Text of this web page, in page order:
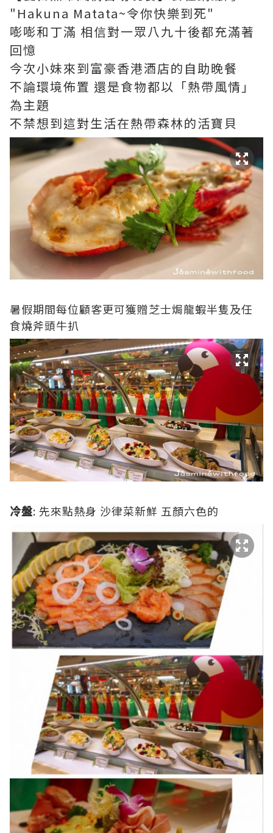
"Hakuna Matata~令你快樂到死"
嘭嘭和丁滿 相信對一眾八九十後都充滿著
回憶
今次小妹來到富豪香港酒店的自助晚餐
不論環境佈置 還是食物都以「熱帶風情」
為主題
不禁想到這對生活在熱帶森林的活寶貝
暑假期間每位顧客更可獲贈芝士焗龍蝦半隻及任
食燒斧頭牛扒
冷盤: 先來點熱身 沙律菜新鮮 五顏六色的